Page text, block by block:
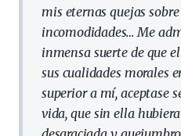
mis eternas quejas
incomodidades… Me
inmensa suerte de que
sus cualidades morales
superior a mí, aceptase
vida, que sin ella